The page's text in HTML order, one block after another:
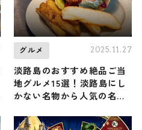
グルメ 2025.11.27
淡路島のおすすめ絶品ご当
地グルメ15選！淡路島にし
かない名物から人気の名店